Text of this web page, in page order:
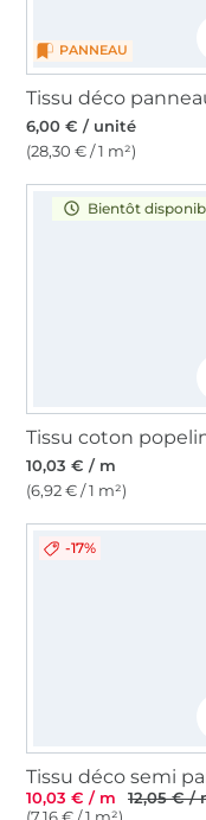
PANNEAU
6,00 € / unité
(28,30 € / 1 m²)
Bientôt
10,03 € / m
(6,92 € / 1 m²)
-17%
10,03 € / m
12,05 € /